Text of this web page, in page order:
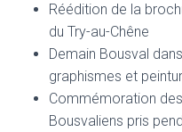
Réédition de la
du Try-au-Chêne
Demain Bousval
graphismes et
Commémoration
Bousvaliens pris